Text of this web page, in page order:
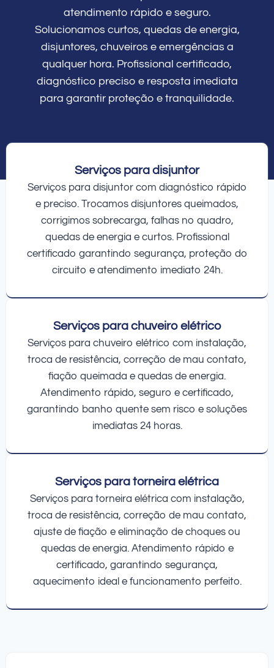
atendimento rápido e seguro.
Solucionamos curtos, quedas de energia,
disjuntores, chuveiros e emergências a
qualquer hora. Profissional certificado,
diagnóstico preciso e resposta imediata
para garantir proteção e tranquilidade.
Serviços para disjuntor
Serviços para disjuntor com diagnóstico rápido
e preciso. Trocamos disjuntores queimados,
corrigimos sobrecarga, falhas no quadro,
quedas de energia e curtos. Profissional
certificado garantindo segurança, proteção do
circuito e atendimento imediato 24h.
Serviços para chuveiro elétrico
Serviços para chuveiro elétrico com instalação,
troca de resistência, correção de mau contato,
fiação queimada e quedas de energia.
Atendimento rápido, seguro e certificado,
garantindo banho quente sem risco e soluções
imediatas 24 horas.
Serviços para torneira elétrica
Serviços para torneira elétrica com instalação,
troca de resistência, correção de mau contato,
ajuste de fiação e eliminação de choques ou
quedas de energia. Atendimento rápido e
certificado, garantindo segurança,
aquecimento ideal e funcionamento perfeito.